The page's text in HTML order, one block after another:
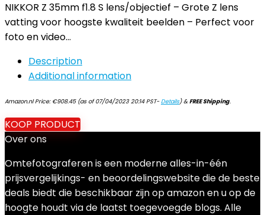
NIKKOR Z 35mm f1.8 S lens/objectief – Grote Z lens
vatting voor hoogste kwaliteit beelden – Perfect voor
foto en video…
Description
Additional information
Amazon.nl Price: €908.45(as of 07/04/2023 20:14 PST-Details)&FREE Shipping.
KOOP PRODUCT
Over ons
Omtefotograferen is een moderne alles-in-één
prijsvergelijkings- en beoordelingswebsite die de beste
deals biedt die beschikbaar zijn op amazon en u op de
hoogte houdt via de laatst toegevoegde blogs. Alle